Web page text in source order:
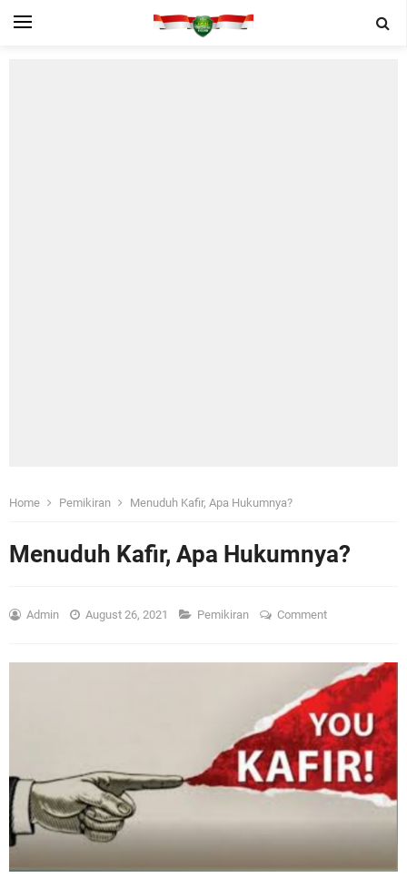
Home Pemikiran Menuduh Kafir, Apa Hukumnya?
Menuduh Kafir, Apa Hukumnya?
Admin August 26, 2021 Pemikiran Comment